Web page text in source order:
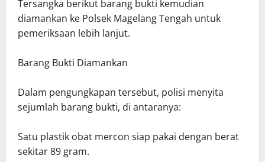
Tersangka berikut barang bukti kemudian
diamankan ke Polsek Magelang Tengah untuk
pemeriksaan lebih lanjut.
Barang Bukti Diamankan
Dalam pengungkapan tersebut, polisi menyita
sejumlah barang bukti, di antaranya:
Satu plastik obat mercon siap pakai dengan berat
sekitar 89 gram.